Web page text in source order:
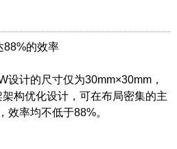
88%的效率
计的尺寸仅为30mm×30mm，
构优化设计，可在布局密集的主
率均不低于88%。